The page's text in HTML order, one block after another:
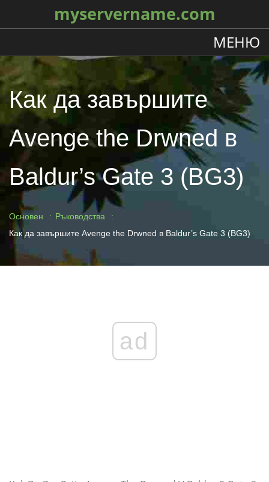
myservername.com
МЕНЮ
Как да завършите
Avenge the Drwned в
Baldur’s Gate 3 (BG3)
Основен
Ръководства
Как да завършите Avenge the Drwned в Baldur’s Gate 3 (BG3)
ad